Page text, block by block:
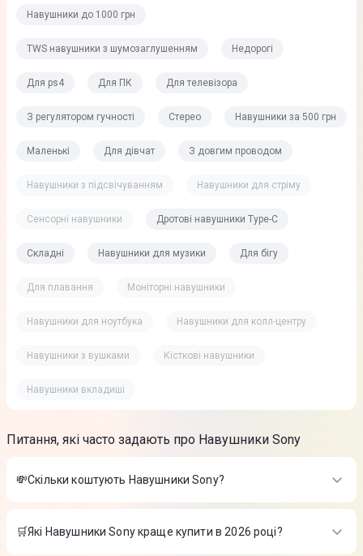
Навушники до 1000 грн
TWS навушники з шумозаглушенням Недорогі
Для ps4 Для ПК Для телевізора
З регулятором гучності Стерео Навушники за 500 грн
Маленькі Для дівчат З довгим проводом
Навушники з підсвічуванням Навушники для стріму
Сенсорні навушники Дротові навушники Type-C
Складні Навушники для музики Для бігу
Для плавання Моніторні навушники
Навушники для ноутбука Навушники для колл-центру
Навушники з вушками Кісткові навушники
Навушники вкладиші
Питання, які часто задають про Навушники Sony
💸Скільки коштують Навушники Sony?
Вартість товарів в категорії Навушники Sony в інтернет-
магазині Цитрус
🛒Які Навушники Sony краще купити в 2026 році?